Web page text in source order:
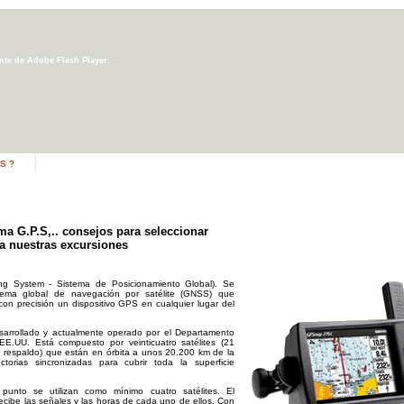
de Adobe Flash Player.
?
G.P.S,.. consejos para seleccionar
nuestras excursiones
System - Sistema de Posicionamiento Global). Se
global de navegación por satélite (GNSS) que
precisión un dispositivo GPS en cualquier lugar del
y actualmente operado por el Departamento
Está compuesto por veinticuatro satélites (21
respaldo) que están en órbita a unos 20.200 km de la
sincronizadas para cubrir toda la superficie
se utilizan como mínimo cuatro satélites. El
las señales y las horas de cada uno de ellos. Con